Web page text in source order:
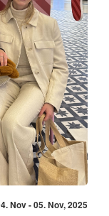
Nov - 05. Nov, 2025